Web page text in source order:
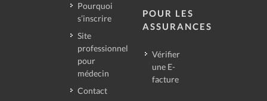
Pourquoi
s’inscrire
Site
professionnel
pour
médecin
Contact
POUR LES
ASSURANCES
Vérifier
une E-
facture